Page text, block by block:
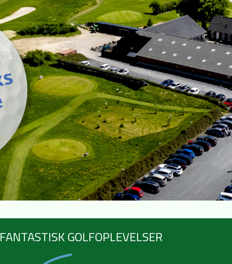
FANTASTISK GOLFOPLEVELSER